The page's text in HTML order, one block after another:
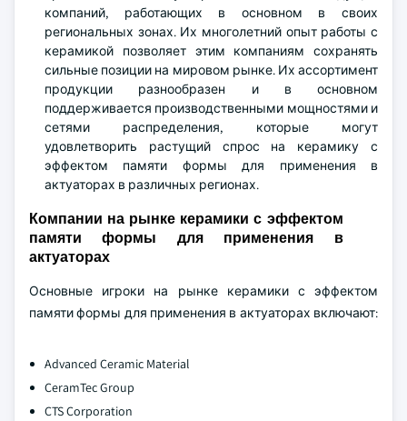
компаний, работающих в основном в своих
региональных зонах. Их многолетний опыт работы с
керамикой позволяет этим компаниям сохранять
сильные позиции на мировом рынке. Их ассортимент
продукции разнообразен и в основном
поддерживается производственными мощностями и
сетями распределения, которые могут
удовлетворить растущий спрос на керамику с
эффектом памяти формы для применения в
актуаторах в различных регионах.
Компании на рынке керамики с эффектом
памяти формы для применения в
актуаторах
Основные игроки на рынке керамики с эффектом
памяти формы для применения в актуаторах включают:
Advanced Ceramic Material
CeramTec Group
CTS Corporation